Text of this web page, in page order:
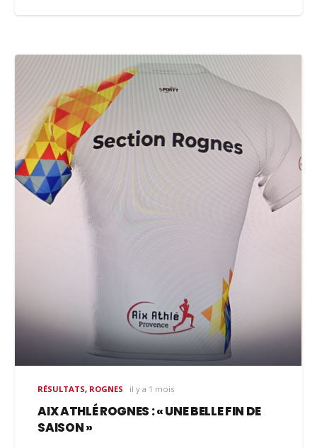
RÉSULTATS, ROGNES il y a 1 mois
AIX ATHLÉ ROGNES : « UNE BELLE FIN DE
SAISON »